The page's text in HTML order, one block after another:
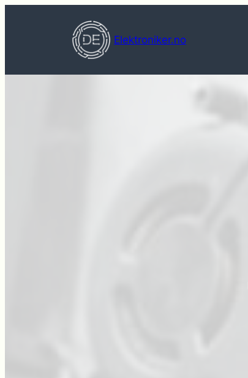
Elektroniker.no